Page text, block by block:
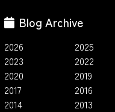
Blog Archive
2026 2025
2023
2022
2020
2019
2017
2016
2014
2013